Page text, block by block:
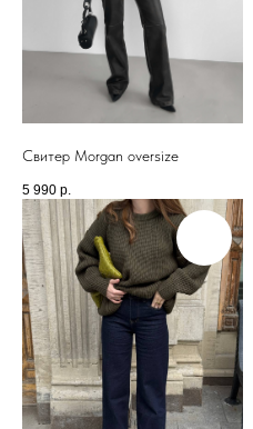
Свитер Morgan oversize
5 990 р.